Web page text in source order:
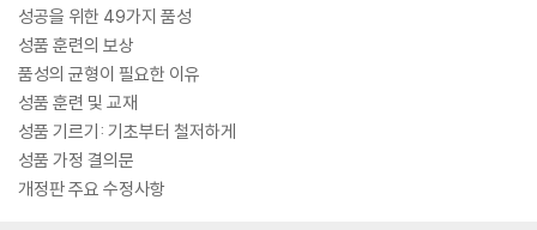
성공을 위한 49가지 품성
성품 훈련의 보상
품성의 균형이 필요한 이유
성품 훈련 및 교재
성품 기르기: 기초부터 철저하게
성품 가정 결의문
개정판 주요 수정사항